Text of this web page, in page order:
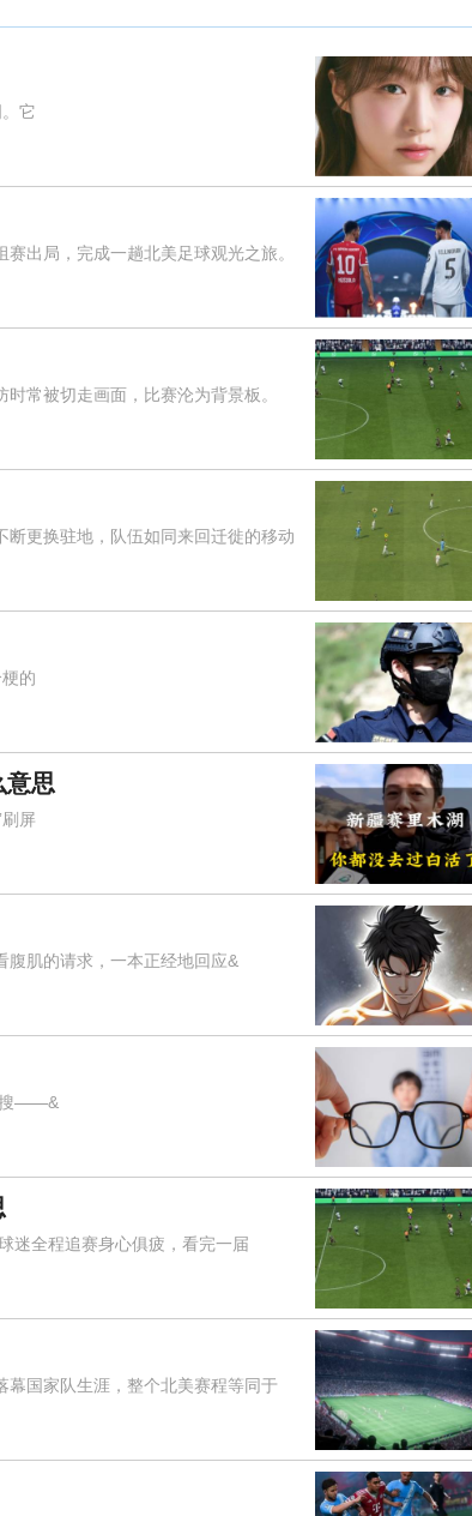
它
出局，完成一趟北美足球观光之旅。
常被切走画面，比赛沦为背景板。
更换驻地，队伍如同来回迁徙的移动
的
意思
屏
肌的请求，一本正经地回应&
搜——&
全程追赛身心俱疲，看完一届
国家队生涯，整个北美赛程等同于